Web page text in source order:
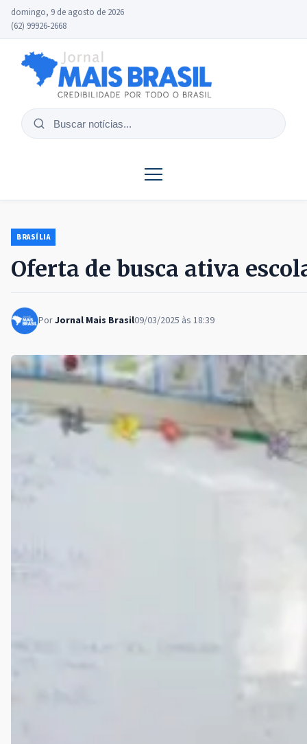
domingo, 9 de agosto de 2026
(62) 99926-2668
Buscar
BRASÍLIA
Oferta de busca ativa
PorJornal Mais Brasil09/03/2025 às 18:39